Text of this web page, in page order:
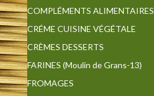
COMPLÉMENTS ALIMENTAIRES
CRÉME CUISINE VÉGÉTALE
CRÈMES DESSERTS
FARINES (Moulin de Grans-13)
FROMAGES